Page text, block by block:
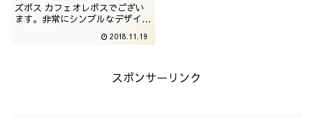
ズボス カフェオレボスでござい
ます。非常にシンプルなデザイン
す。撮影日は2018年09月2018.11.19
スポンサーリンク